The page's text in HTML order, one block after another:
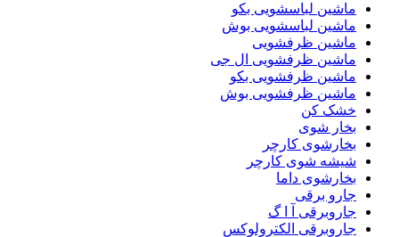
ماشین لباسشویی بکو
ماشین لباسشویی بوش
ماشین ظرفشویی
ماشین ظرفشویی ال جی
ماشین ظرفشویی بکو
ماشین ظرفشویی بوش
خشک کن
بخار شوی
بخارشوی کارچر
شیشه شوی کارچر
بخارشوی داما
جارو برقی
جاروبرقی آ ا گ
جاروبرقی الکترولوکس